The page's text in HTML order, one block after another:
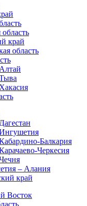
край
область
Балкария
Черкесия
– Алания
край
Восток